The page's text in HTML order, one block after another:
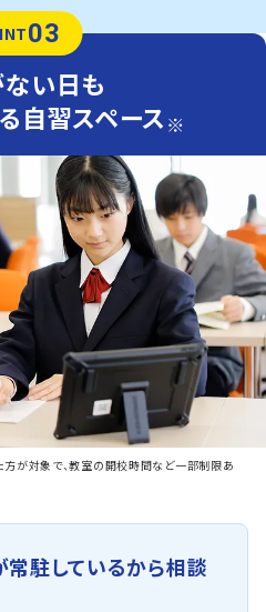
03
い日も
自習スペース ※
が対象で、教室の開校時間など一部制限あ
常駐しているから相談